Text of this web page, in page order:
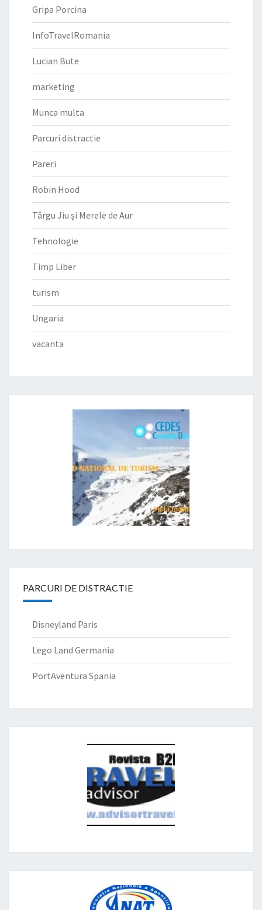
Gripa Porcina
InfoTravelRomania
Lucian Bute
marketing
Munca multa
Parcuri distractie
Pareri
Robin Hood
Târgu Jiu şi Merele de Aur
Tehnologie
Timp Liber
turism
Ungaria
vacanta
PARCURI DE DISTRACTIE
Disneyland Paris
Lego Land Germania
PortAventura Spania